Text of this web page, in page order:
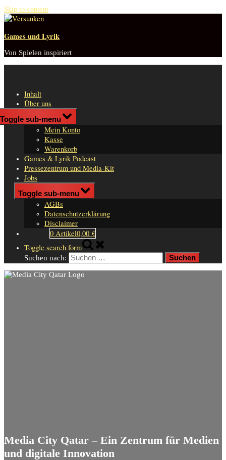
Skip to content
Games und Lyrik
Von Spielen inspiriert
Inhalt
Über uns
Shop
Toggle sub-menu
Mein Konto
Kasse
Warenkorb
Games & Lyrik Podcast
Pressezentrum und Media-Kit
Jobs
Impressum
Toggle sub-menu
AGBs
Datenschutzerklärung
Disclaimer
0 Artikel0,00 €
Toggle search form
Suchen nach:
Media City Qatar – Ein Zentrum für Medien
und digitale Innovation